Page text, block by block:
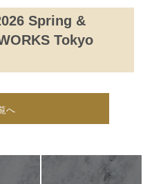
Spring &
Tokyo
へ